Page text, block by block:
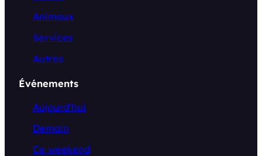
Animaux
Services
Autres
Événements
Aujourd’hui
Demain
Ce weekend